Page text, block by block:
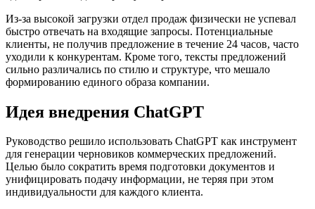
Из-за высокой загрузки отдел продаж физически не успевал
быстро отвечать на входящие запросы. Потенциальные
клиенты, не получив предложение в течение 24 часов, часто
уходили к конкурентам. Кроме того, тексты предложений
сильно различались по стилю и структуре, что мешало
формированию единого образа компании.
Идея внедрения ChatGPT
Руководство решило использовать ChatGPT как инструмент
для генерации черновиков коммерческих предложений.
Целью было сократить время подготовки документов и
унифицировать подачу информации, не теряя при этом
индивидуальности для каждого клиента.